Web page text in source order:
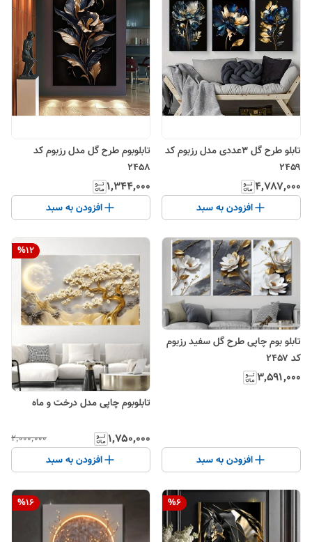
تابلو طرح گل ۳عددی مدل رزبوم کد
۲۴۵۹
۴٬۷۸۷٬۰۰۰
افزودن به سبد
تابلو‌بوم طرح گل مدل رزبوم کد
۲۴۵۸
۱٬۳۴۴٬۰۰۰
افزودن به سبد
تابلو بوم چاپی طرح گل سفید رزبوم
کد ۲۴۵۷
۳٬۵۹۱٬۰۰۰
افزودن به سبد
%12
تابلو‌بوم چاپی ‌مدل درخت و ماه
۱٬۷۵۰٬۰۰۰ ۲٬۰۰۰٬۰۰۰
افزودن به سبد
%6
%16